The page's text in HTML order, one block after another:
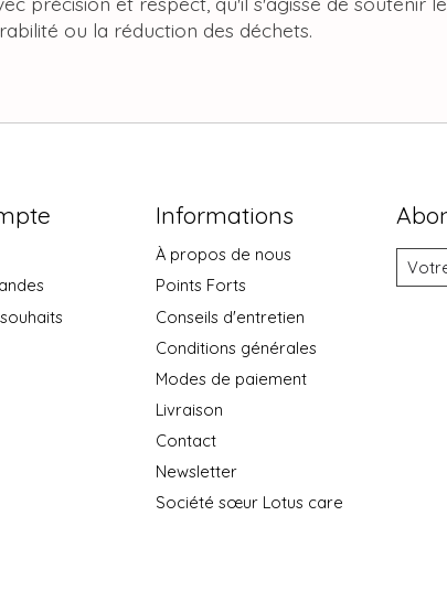
ou la réduction des déchets.
Informations
À propos de nous
Points Forts
Conseils d'entretien
Conditions générales
Modes de paiement
Livraison
Contact
Newsletter
Société sœur Lotus care